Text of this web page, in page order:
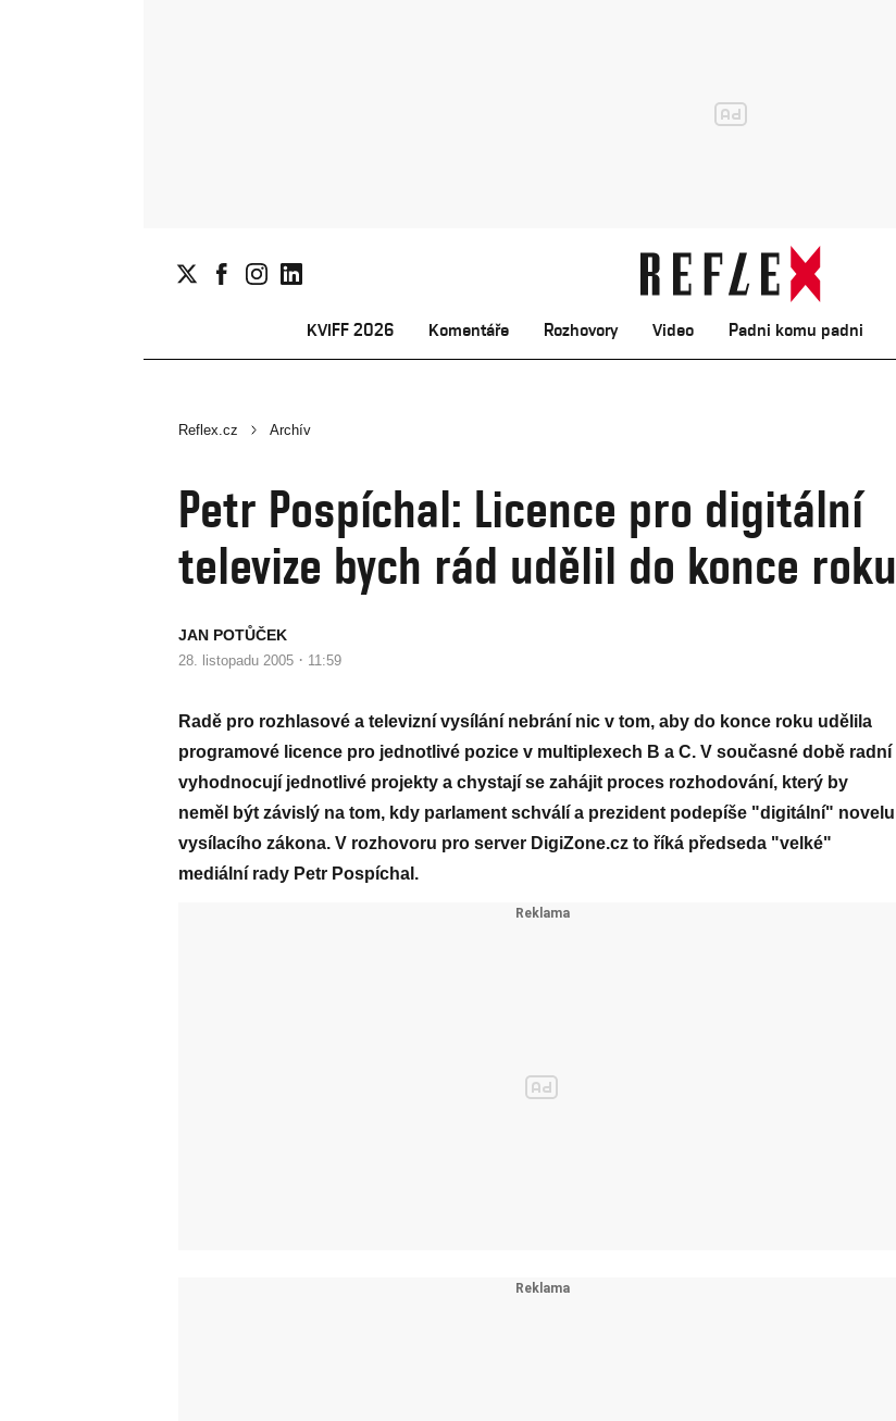
KVIFF 2026 Komentáře Rozhovory Video Padni komu padni
Reflex.cz Archív
Petr Pospíchal: Licence pro digitální
televize bych rád udělil do konce roku
JAN POTŮČEK
28. listopadu 2005 · 11:59
Radě pro rozhlasové a televizní vysílání nebrání nic v tom, aby do konce roku udělila
programové licence pro jednotlivé pozice v multiplexech B a C. V současné době radní
vyhodnocují jednotlivé projekty a chystají se zahájit proces rozhodování, který by
neměl být závislý na tom, kdy parlament schválí a prezident podepíše "digitální" novelu
vysílacího zákona. V rozhovoru pro server DigiZone.cz to říká předseda "velké"
mediální rady Petr Pospíchal.